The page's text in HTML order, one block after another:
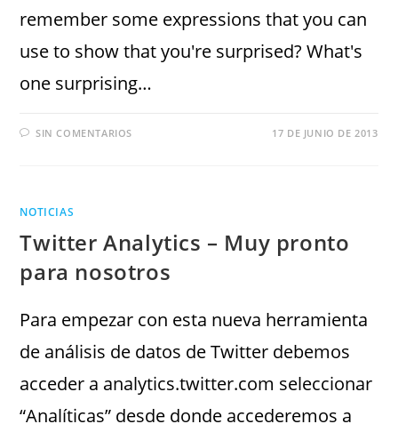
remember some expressions that you can
use to show that you're surprised? What's
one surprising…
SIN COMENTARIOS 17 DE JUNIO DE 2013
NOTICIAS
Twitter Analytics – Muy pronto
para nosotros
Para empezar con esta nueva herramienta
de análisis de datos de Twitter debemos
acceder a analytics.twitter.com seleccionar
“Analíticas” desde donde accederemos a